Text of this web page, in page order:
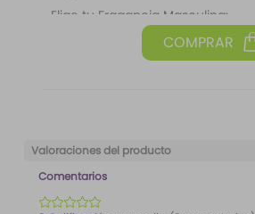
Elige tu Fragancia Masculina:
Valoraciones del producto
Comentarios
☆☆☆☆☆